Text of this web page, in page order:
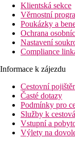
Klientská sekce
Věrnostní
Poukázky a
Ochrana
Nastavení
Compliance
Informace k zájezdu
Cestovní
Časté dotazy
Podmínky pro
Služby k
Vstupní a
Výlety na